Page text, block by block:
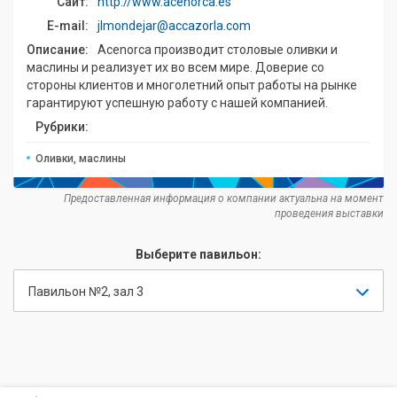
E-mail:
jlmondejar@accazorla.com
Описание:
Acenorca производит столовые оливки и
маслины и реализует их во всем мире. Доверие со
стороны клиентов и многолетний опыт работы на рынке
гарантируют успешную работу с нашей компанией.
Рубрики:
Оливки, маслины
Предоставленная информация о компании актуальна на момент
проведения выставки
Выберите павильон:
Павильон №2, зал 3